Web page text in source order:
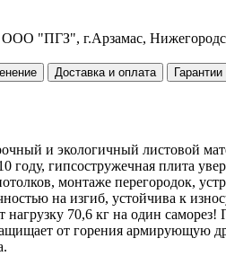
"ПГЗ", г.Арзамас,
Доставка и оплата Гарантии
и экологичный листовой
году, гипсостружечная плита
монтаже перегородок,
на изгиб, устойчива к
70,6 кг на один саморез!
от горения